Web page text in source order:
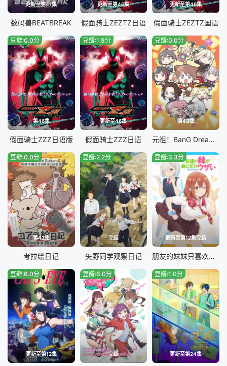
更新至第41集
数码兽BEATBREAK
更新至第46集
假面骑士ZEZTZ日语
更新至第46集
假面骑士ZEZTZ国语
第46集
豆瓣:0.0分
假面骑士ZZZ​日语版
更新至46集
豆瓣:1.9分
假面骑士ZZZ日语
第43集
豆瓣:0.0分
元祖！BanG Dream酱
第42集
豆瓣:0.0分
考拉绘日记
完结
豆瓣:2.2分
矢野同学观察日记
更新至第12集完结
豆瓣:3.3分
朋友的妹妹只喜欢烦我
更新至第12集
豆瓣:6.0分
完结
豆瓣:6.0分
更新至第24集
豆瓣:1.0分